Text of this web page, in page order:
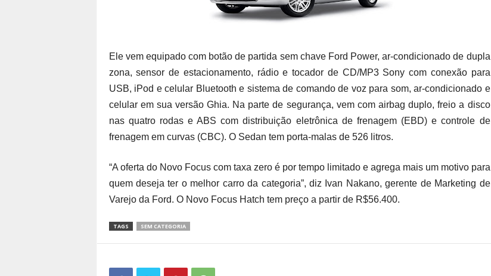
Ele vem equipado com botão de partida sem chave Ford Power, ar-condicionado de dupla
zona, sensor de estacionamento, rádio e tocador de CD/MP3 Sony com conexão para
USB, iPod e celular Bluetooth e sistema de comando de voz para som, ar-condicionado e
celular em sua versão Ghia. Na parte de segurança, vem com airbag duplo, freio a disco
nas quatro rodas e ABS com distribuição eletrônica de frenagem (EBD) e controle de
frenagem em curvas (CBC). O Sedan tem porta-malas de 526 litros.
“A oferta do Novo Focus com taxa zero é por tempo limitado e agrega mais um motivo para
quem deseja ter o melhor carro da categoria”, diz Ivan Nakano, gerente de Marketing de
Varejo da Ford. O Novo Focus Hatch tem preço a partir de R$56.400.
TAGS SEM CATEGORIA